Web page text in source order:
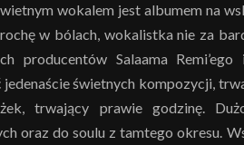
wokalem jest albumem na
w bólach, wokalistka nie za
producentów Salaama
świetnych kompozycji,
trwający prawie godzinę.
oraz do soulu z tamtego okresu.